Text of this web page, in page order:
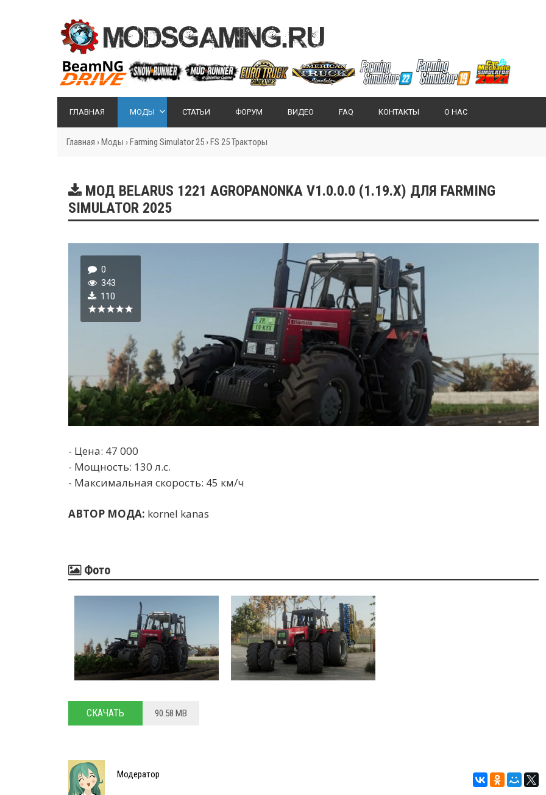
ГЛАВНАЯ МОДЫ СТАТЬИ ФОРУМ ВИДЕО FAQ КОНТАКТЫ О НАС
Главная ›Моды ›Farming Simulator 25 ›FS 25 Тракторы
МОД BELARUS 1221 AGROPANONKA V1.0.0.0 (1.19.X) ДЛЯ FARMING
SIMULATOR 2025
0
343
110
- Цена: 47 000
- Мощность: 130 л.с.
- Максимальная скорость: 45 км/ч
АВТОР МОДА: kornel kanas
Фото
СКАЧАТЬ 90.58 MB
Модератор